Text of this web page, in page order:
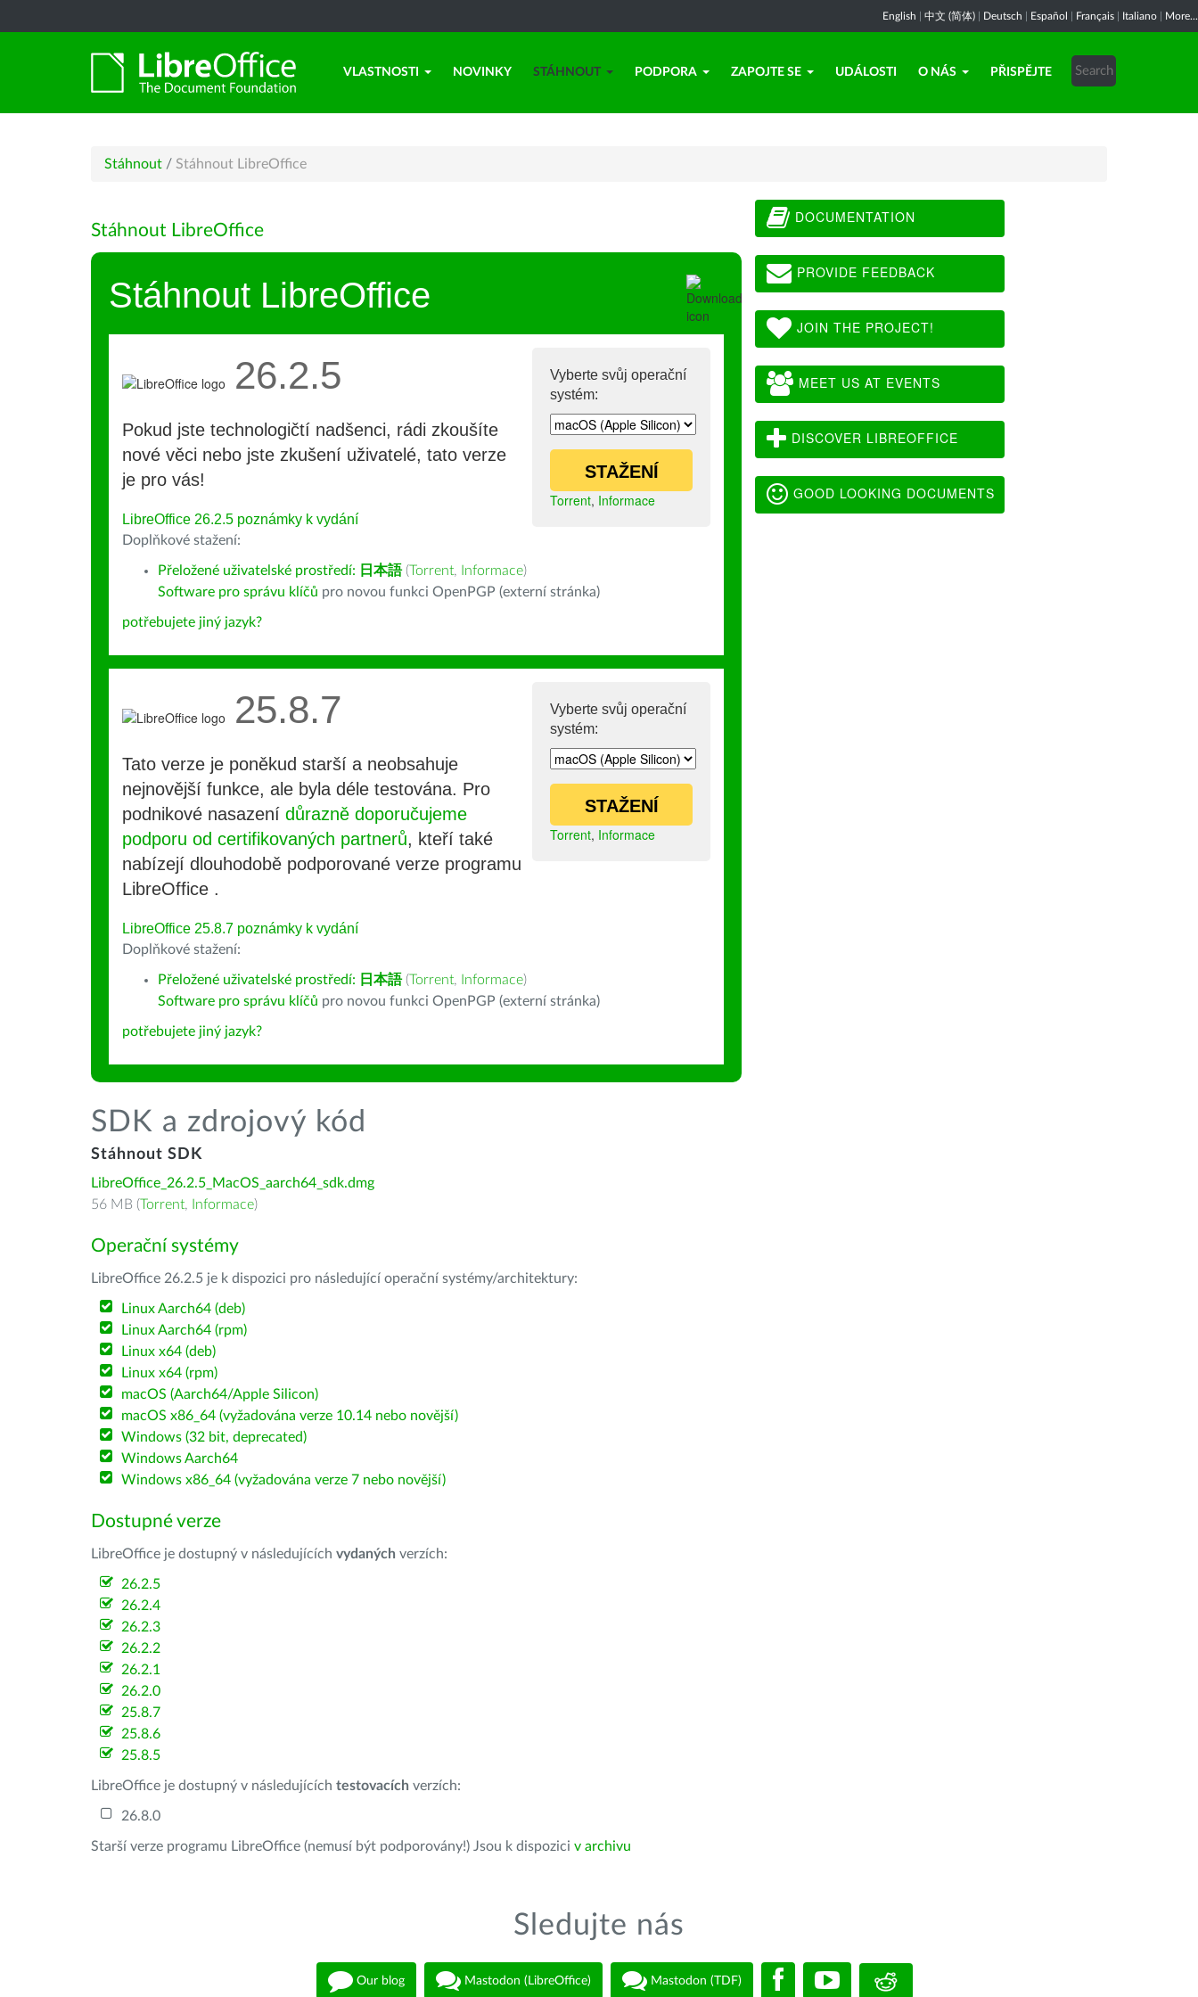
English 中文 (简体) Deutsch Español Français Italiano More...
VLASTNOSTI NOVINKY STÁHNOUT PODPORA ZAPOJTE SE UDÁLOSTI O NÁS PŘISPĚJTE
Stáhnout / Stáhnout LibreOffice
Stáhnout LibreOffice
Stáhnout LibreOffice
Vyberte svůj operační
systém:
STAŽENÍ
Torrent, Informace
26.2.5
Pokud jste technologičtí nadšenci, rádi zkoušíte
nové věci nebo jste zkušení uživatelé, tato verze
je pro vás!
LibreOffice 26.2.5 poznámky k vydání
Doplňkové stažení:
Přeložené uživatelské prostředí: 日本語 (Torrent, Informace)
Software pro správu klíčů pro novou funkci OpenPGP (externí stránka)
potřebujete jiný jazyk?
Vyberte svůj operační
systém:
STAŽENÍ
Torrent, Informace
25.8.7
Tato verze je poněkud starší a neobsahuje
nejnovější funkce, ale byla déle testována. Pro
podnikové nasazení důrazně doporučujeme
podporu od certifikovaných partnerů, kteří také
nabízejí dlouhodobě podporované verze programu
LibreOffice .
LibreOffice 25.8.7 poznámky k vydání
Doplňkové stažení:
Přeložené uživatelské prostředí: 日本語 (Torrent, Informace)
Software pro správu klíčů pro novou funkci OpenPGP (externí stránka)
potřebujete jiný jazyk?
SDK a zdrojový kód
Stáhnout SDK
LibreOffice_26.2.5_MacOS_aarch64_sdk.dmg
56 MB (Torrent, Informace)
Operační systémy
LibreOffice 26.2.5 je k dispozici pro následující operační systémy/architektury:
Linux Aarch64 (deb)
Linux Aarch64 (rpm)
Linux x64 (deb)
Linux x64 (rpm)
macOS (Aarch64/Apple Silicon)
macOS x86_64 (vyžadována verze 10.14 nebo novější)
Windows (32 bit, deprecated)
Windows Aarch64
Windows x86_64 (vyžadována verze 7 nebo novější)
Dostupné verze
LibreOffice je dostupný v následujících vydaných verzích:
26.2.5
26.2.4
26.2.3
26.2.2
26.2.1
26.2.0
25.8.7
25.8.6
25.8.5
LibreOffice je dostupný v následujících testovacích verzích:
26.8.0
Starší verze programu LibreOffice (nemusí být podporovány!) Jsou k dispozici v archivu
DOCUMENTATION
PROVIDE FEEDBACK
JOIN THE PROJECT!
MEET US AT EVENTS
DISCOVER LIBREOFFICE
GOOD LOOKING DOCUMENTS
Sledujte nás
Our blog Mastodon (LibreOffice) Mastodon (TDF)